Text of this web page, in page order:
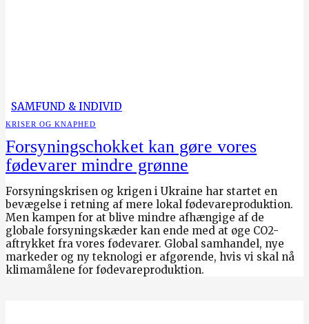
SAMFUND & INDIVID
KRISER OG KNAPHED
Forsyningschokket kan gøre vores
fødevarer mindre grønne
Forsyningskrisen og krigen i Ukraine har startet en
bevægelse i retning af mere lokal fødevareproduktion.
Men kampen for at blive mindre afhængige af de
globale forsyningskæder kan ende med at øge CO2-
aftrykket fra vores fødevarer. Global samhandel, nye
markeder og ny teknologi er afgørende, hvis vi skal nå
klimamålene for fødevareproduktion.